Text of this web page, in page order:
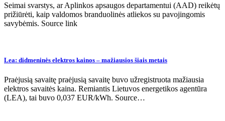
Seimai svarstys, ar Aplinkos apsaugos departamentui (AAD) reikėtų
prižiūrėti, kaip valdomos branduolinės atliekos su pavojingomis
savybėmis. Source link
Lea: didmeninės elektros kainos – mažiausios šiais metais
Praėjusią savaitę praėjusią savaitę buvo užregistruota mažiausia
elektros savaitės kaina. Remiantis Lietuvos energetikos agentūra
(LEA), tai buvo 0,037 EUR/kWh. Source…